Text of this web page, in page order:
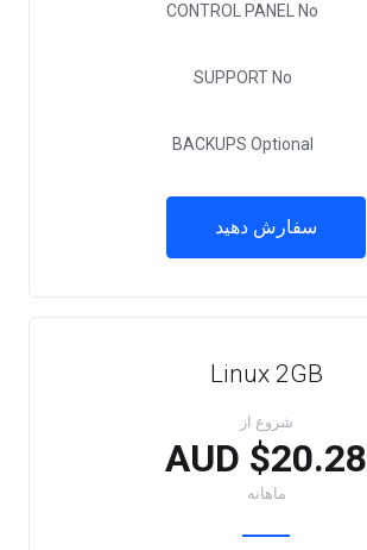
CONTROL PANEL No
SUPPORTNo
BACKUPS Optional
سفارش دهید
Linux 2GB
شروع از
$20.28 AUD
ماهانه